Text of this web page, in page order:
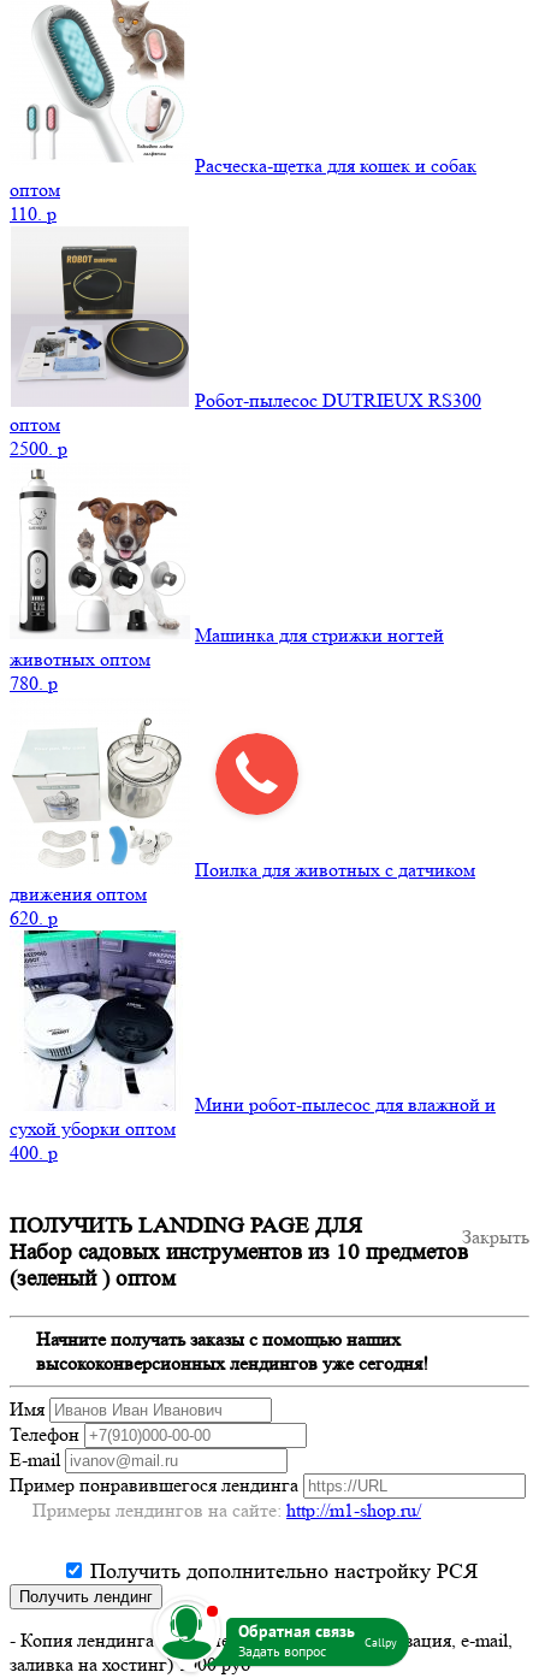
Расческа-щетка для кошек и собак
оптом
110. p
Робот-пылесос DUTRIEUX RS300
оптом
2500. p
Машинка для стрижки ногтей
животных оптом
780. p
Поилка для животных с датчиком
движения оптом
620. p
Мини робот-пылесос для влажной и
сухой уборки оптом
400. p
Закрыть
ПОЛУЧИТЬ LANDING PAGE ДЛЯ
Набор садовых инструментов из 10 предметов
(зеленый ) оптом
Начните получать заказы с помощью наших
высококонверсионных лендингов уже сегодня!
Имя
Телефон
E-mail
Пример понравившегося лендинга
Примеры лендингов на сайте: http://m1-shop.ru/
Получить дополнительно настройку РСЯ
Получить лендинг
- Копия лендинга с изменениями (адрес, организация, e-mail,
заливка на хостинг) 1000 руб
Callpy
b